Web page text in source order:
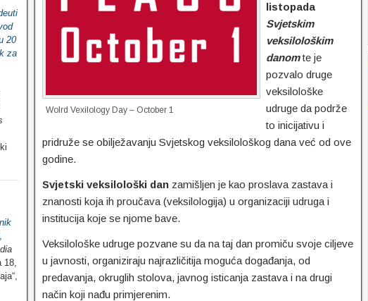
Wolrd Vexilology Day – October 1
listopada
Svjetskim
veksilološkim
danomte je
pozvalo druge
veksilološke
udruge da podrže
to inicijativu i
pridruže se obilježavanju Svjetskog veksilološkog dana već od ove
godine.
Svjetski veksilološki danzamišljen je kao proslava zastava i
znanosti koja ih proučava (veksilologija) u organizaciji udruga i
institucija koje se njome bave.
Veksilološke udruge pozvane su da na taj dan promiču svoje ciljeve
u javnosti, organiziraju najrazličitija moguća događanja, od
predavanja, okruglih stolova, javnog isticanja zastava i na drugi
način koji nađu primjerenim.
20
za
18,